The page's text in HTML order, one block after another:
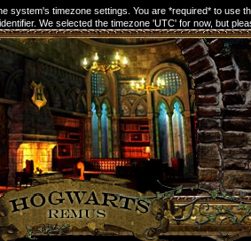
system's timezone settings. You are *required* to use
identifier. We selected the timezone 'UTC' for now,